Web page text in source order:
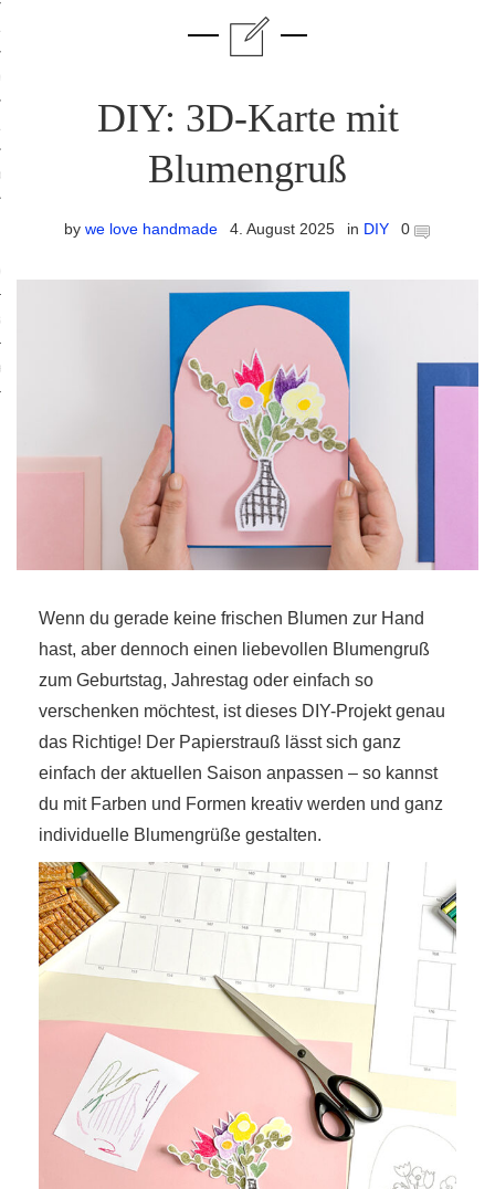
DIY: 3D-Karte mit
Blumengruß
by we love handmade 4. August 2025 in DIY 0
Wenn du gerade keine frischen Blumen zur Hand
hast, aber dennoch einen liebevollen Blumengruß
zum Geburtstag, Jahrestag oder einfach so
verschenken möchtest, ist dieses DIY-Projekt genau
das Richtige! Der Papierstrauß lässt sich ganz
einfach der aktuellen Saison anpassen – so kannst
du mit Farben und Formen kreativ werden und ganz
individuelle Blumengrüße gestalten.